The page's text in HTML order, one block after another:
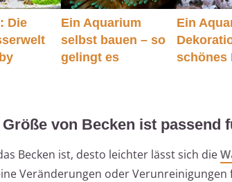
Die
Ein Aquarium
selbst bauen – so
gelingt es
Ein
schönes
von Becken ist passend
Becken ist, desto leichter lässt sich die
Veränderungen oder